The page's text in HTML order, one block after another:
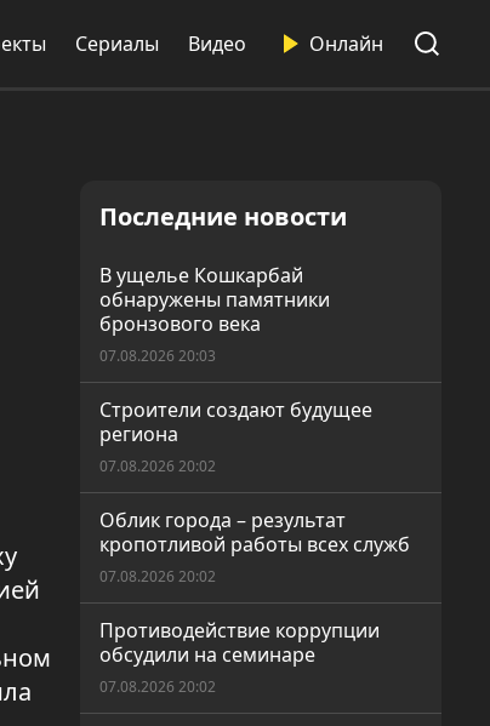
Сериалы Видео Онлайн
Последние новости
В ущелье Кошкарбай
обнаружены памятники
бронзового века
07.08.2026 20:03
Строители создают будущее
региона
07.08.2026 20:02
Облик города – результат
кропотливой работы всех служб
07.08.2026 20:02
Противодействие коррупции
обсудили на семинаре
07.08.2026 20:02